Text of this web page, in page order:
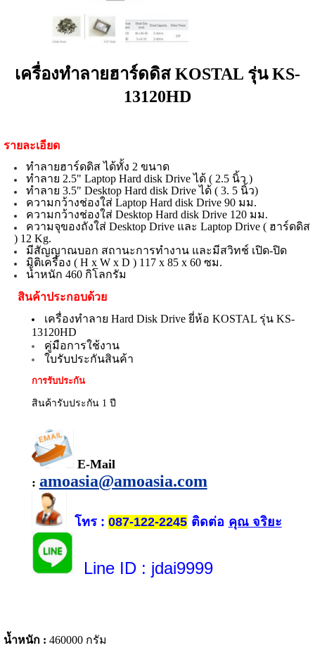
เครื่องทำลายฮาร์ดดิส KOSTAL รุ่น KS-
13120HD
รายละเอียด
ทำลายฮาร์ดดิส ได้ทั้ง 2 ขนาด
ทำลาย 2.5" Laptop Hard disk Drive ได้ ( 2.5 นิ้ว )
ทำลาย 3.5" Desktop Hard disk Drive ได้ ( 3. 5 นิ้ว)
ความกว้างช่องใส่ Laptop Hard disk Drive 90 มม.
ความกว้างช่องใส่ Desktop Hard disk Drive 120 มม.
ความจุของถังใส่ Desktop Drive และ Laptop Drive ( ฮาร์ดดิส
) 12 Kg.
มีสัญญาณบอก สถานะการทำงาน และมีสวิทช์ เปิด-ปิด
มิติเครื่อง ( H x W x D ) 117 x 85 x 60 ซม.
น้ำหนัก 460 กิโลกรัม
สินค้าประกอบด้วย
เครื่องทำลาย Hard Disk Drive ยี่ห้อ KOSTAL รุ่น KS-
13120HD
คู่มือการใช้งาน
ใบรับประกันสินค้า
การรับประกัน
สินค้ารับประกัน 1 ปี
E-Mail
: amoasia@amoasia.com
โทร: 087-122-2245ติดต่อ คุณ จริยะ
Line ID : jdai9999
น้ำหนัก : 460000 กรัม